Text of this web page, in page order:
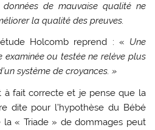
de mauvaise qualité ne
la qualité des preuves.
Holcomb reprend : « Une
examinée ou testée ne relève plus
système de croyances. »
à fait correcte et je pense que la
dite pour l’hypothèse du Bébé
la « Triade » de dommages peut